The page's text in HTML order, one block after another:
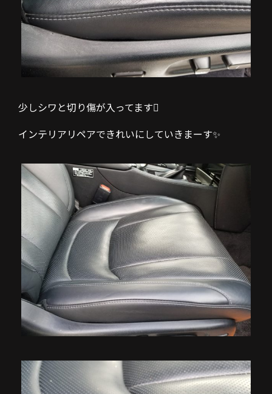
少しシワと切り傷が入ってます
インテリアリペアできれいにしていきまーす✨